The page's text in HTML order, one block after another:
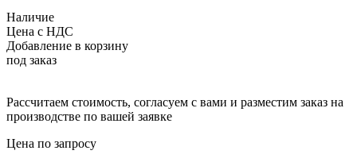
Наличие
Цена с НДС
Добавление в корзину
под заказ
Рассчитаем стоимость, согласуем с вами и разместим заказ на
производстве по вашей заявке
Цена по запросу